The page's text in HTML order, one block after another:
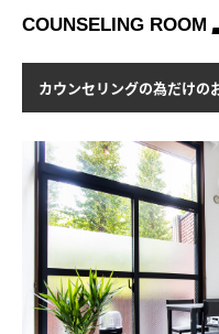
COUNSELING ROOM
カウンセリングの為だけの